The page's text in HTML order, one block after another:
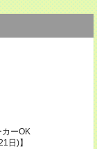
カーOK
日)】